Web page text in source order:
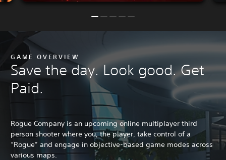
GAME OVERVIEW
Save the day. Look good. Get
Paid.
Rogue Company is an upcoming online multiplayer third
person shooter where you, the player, take control of a
“Rogue” and engage in objective-based game modes across
various maps.